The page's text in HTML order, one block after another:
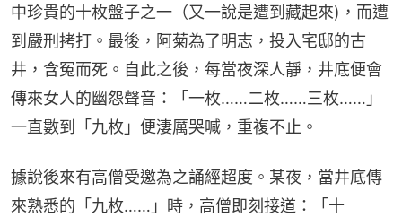
中珍貴的十枚盤子之一（又一說是遭到藏起來)，而遭
到嚴刑拷打。最後，阿菊為了明志，投入宅邸的古
井，含冤而死。自此之後，每當夜深人靜，井底便會
傳來女人的幽怨聲音：「一枚……二枚……三枚……」
一直數到「九枚」便淒厲哭喊，重複不止。
據說後來有高僧受邀為之誦經超度。某夜，當井底傳
來熟悉的「九枚……」時，高僧即刻接道：「十